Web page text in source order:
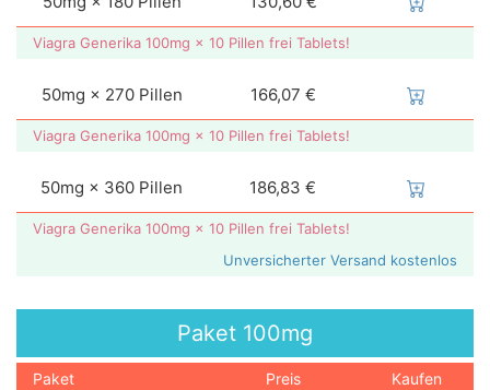
Viagra Generika 100mg × 10 Pillen frei Tablets!
50mg × 270 Pillen 166,07 €
Viagra Generika 100mg × 10 Pillen frei Tablets!
50mg × 360 Pillen 186,83 €
Viagra Generika 100mg × 10 Pillen frei Tablets!
Unversicherter Versand kostenlos
Paket 100mg
Paket Preis Kaufen